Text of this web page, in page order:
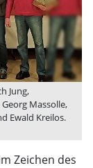
Jung,
Massolle,
Ewald Kreilos.
Zeichen des